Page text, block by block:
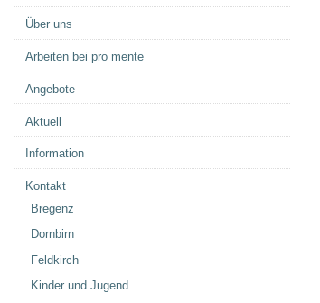
Über uns
Arbeiten bei pro mente
Angebote
Aktuell
Information
Kontakt
Bregenz
Dornbirn
Feldkirch
Kinder und Jugend